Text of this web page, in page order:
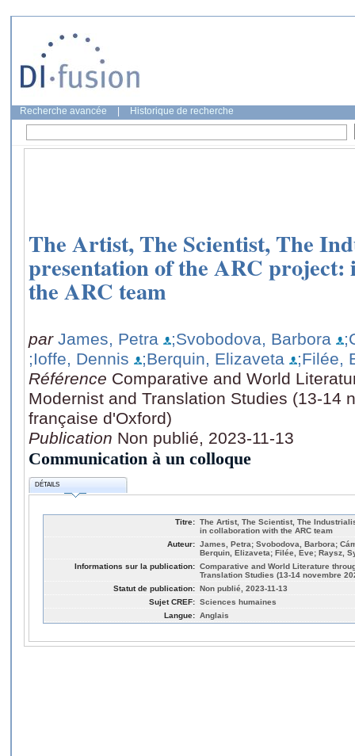
Recherche avancée Historique de recherche
The Artist, The Scientist, The
presentation of the ARC
the ARC team
par James, Petra ;Svobodova, Barbora
;Ioffe, Dennis
;Berquin, Elizaveta
;Filée,
Référence Comparative and World
Modernist and Translation Studies (13-14
française d'Oxford)
Publication Non publié, 2023-11-13
Communication à un colloque
DÉTAILS
Titre: The Artist, The Scientist, The
in collaboration with the ARC team
Auteur: James, Petra; Svobodova, Barbora;
Berquin, Elizaveta; Filée, Eve; Raysz,
Informations sur la publication: Comparative and World Literature
Translation Studies (13-14 novembre
Statut de publication: Non publié, 2023-11-13
Sujet CREF: Sciences humaines
Langue: Anglais